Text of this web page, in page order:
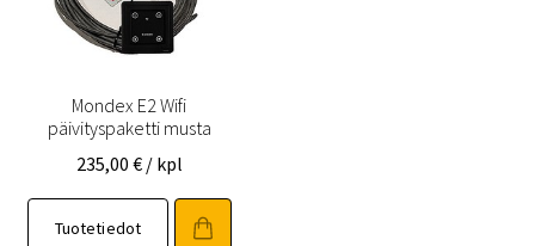
Mondex E2 Wifi
päivityspaketti musta
235,00 € / kpl
Tuotetiedot